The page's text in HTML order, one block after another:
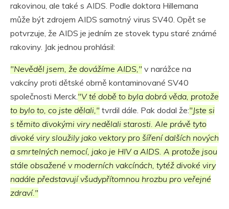
rakovinou, ale také s AIDS. Podle doktora Hillemana
může být zdrojem AIDS samotný virus SV40. Opět se
potvrzuje, že AIDS je jedním ze stovek typu staré známé
rakoviny. Jak jednou prohlásil:
"Nevěděl jsem, že dovážíme AIDS," v narážce na
vakcíny proti dětské obrně kontaminované SV40
společnosti Merck."V té době to byla dobrá věda, protože
to bylo to, co jste dělali," tvrdil dále. Pak dodal že:"Jste si
s těmito divokými viry nedělali starosti. Ale právě tyto
divoké viry sloužily jako vektory pro šíření dalších nových
a smrtelných nemocí, jako je HIV a AIDS. A protože jsou
stále obsažené v moderních vakcínách, tytéž divoké viry
nadále představují všudypřítomnou hrozbu pro veřejné
zdraví."